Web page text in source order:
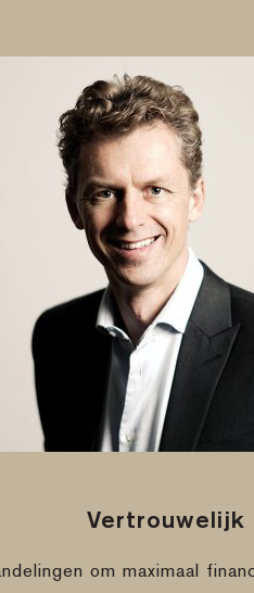
Vertrouwelijk
om maximaal